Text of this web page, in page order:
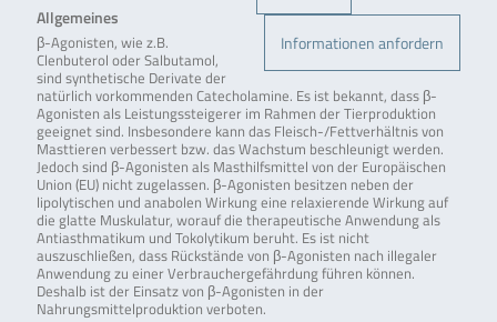
Informationen anfordern
Allgemeines
β-Agonisten, wie z.B.
Clenbuterol oder Salbutamol,
sind synthetische Derivate der
natürlich vorkommenden Catecholamine. Es ist bekannt, dass β-
Agonisten als Leistungssteigerer im Rahmen der Tierproduktion
geeignet sind. Insbesondere kann das Fleisch-/Fettverhältnis von
Masttieren verbessert bzw. das Wachstum beschleunigt werden.
Jedoch sind β-Agonisten als Masthilfsmittel von der Europäischen
Union (EU) nicht zugelassen. β-Agonisten besitzen neben der
lipolytischen und anabolen Wirkung eine relaxierende Wirkung auf
die glatte Muskulatur, worauf die therapeutische Anwendung als
Antiasthmatikum und Tokolytikum beruht. Es ist nicht
auszuschließen, dass Rückstände von β-Agonisten nach illegaler
Anwendung zu einer Verbrauchergefährdung führen können.
Deshalb ist der Einsatz von β-Agonisten in der
Nahrungsmittelproduktion verboten.